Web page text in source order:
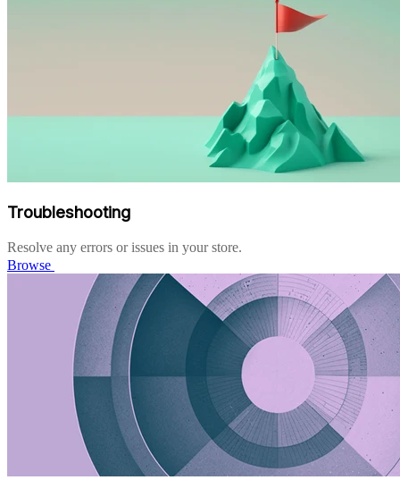
Troubleshooting
Resolve any errors or issues in your store.
Browse